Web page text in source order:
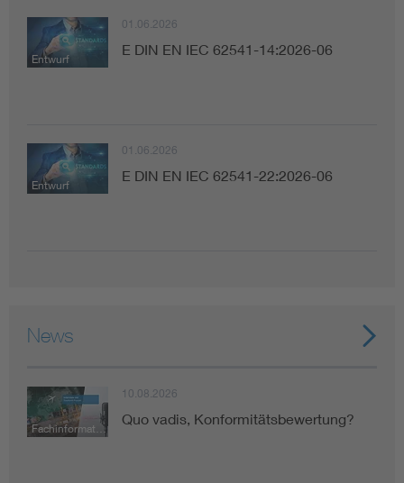
Entwurf
01.06.2026
E DIN EN IEC 62541-14:2026-06
Entwurf
01.06.2026
E DIN EN IEC 62541-22:2026-06
News
Fachinformation
10.08.2026
Quo vadis, Konformitätsbewertung?